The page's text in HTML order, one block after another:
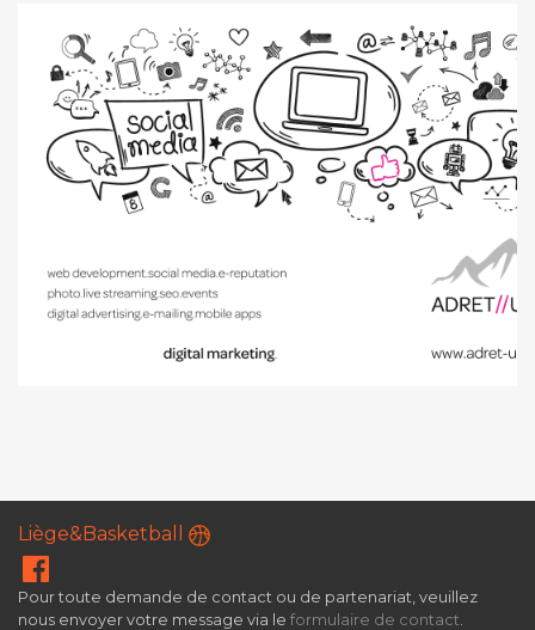
Liège&Basketball
Pour toute demande de contact ou de partenariat, veuillez
nous envoyer votre message via le formulaire de contact.